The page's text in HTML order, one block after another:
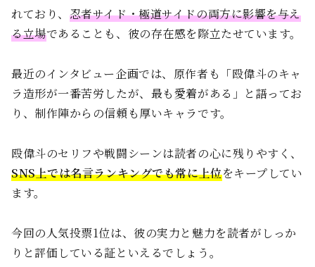
れており、 忍者サイド・極道サイドの両方に影響を与え
る立場であることも、彼の存在感を際立たせています。
最近のインタビュー企画では、原作者も「殴偉斗のキャ
ラ造形が一番苦労したが、最も愛着がある」と語ってお
り、制作陣からの信頼も厚いキャラです。
殴偉斗のセリフや戦闘シーンは読者の心に残りやすく、
SNS上では名言ランキングでも常に上位をキープしてい
ます。
今回の人気投票1位は、彼の実力と魅力を読者がしっか
りと評価している証といえるでしょう。